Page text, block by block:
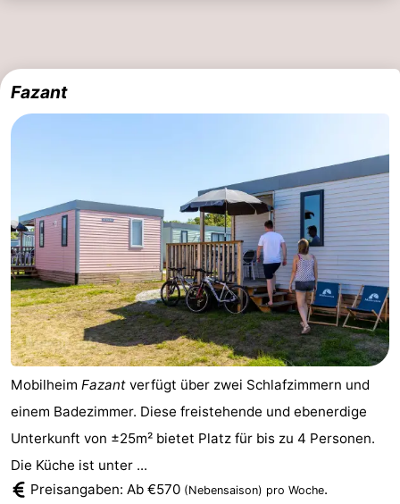
Fazant
Mobilheim Fazant verfügt über zwei Schlafzimmern und
einem Badezimmer. Diese freistehende und ebenerdige
Unterkunft von ±25m² bietet Platz für bis zu 4 Personen.
Die Küche ist unter ...
Preisangaben: Ab €570 (Nebensaison) pro Woche.